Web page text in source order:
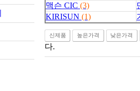
맥슨 CIC (3)
KIRISUN (1)
신제품 높은가격 낮은가격
다.